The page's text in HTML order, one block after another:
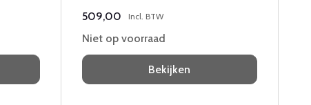
509,00 Incl. BTW
Niet op voorraad
Bekijken